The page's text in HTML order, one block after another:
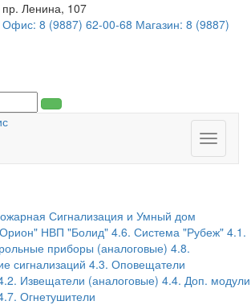
пр. Ленина, 107
Офис: 8 (9887) 62-00-68 Магазин: 8 (9887)
Toggle
Сигнализация и Умный дом
НВП "Болид" 4.6. Система "Рубеж" 4.1.
приборы (аналоговые) 4.8.
сигнализаций 4.3. Оповещатели
Извещатели (аналоговые) 4.4. Доп. модули
Огнетушители